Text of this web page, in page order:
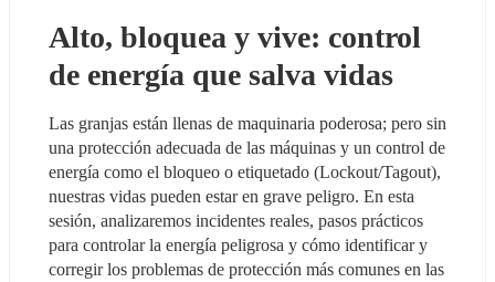
Alto, bloquea y vive: control
de energía que salva vidas
Las granjas están llenas de maquinaria poderosa; pero sin
una protección adecuada de las máquinas y un control de
energía como el bloqueo o etiquetado (Lockout/Tagout),
nuestras vidas pueden estar en grave peligro. En esta
sesión, analizaremos incidentes reales, pasos prácticos
para controlar la energía peligrosa y cómo identificar y
corregir los problemas de protección más comunes en las